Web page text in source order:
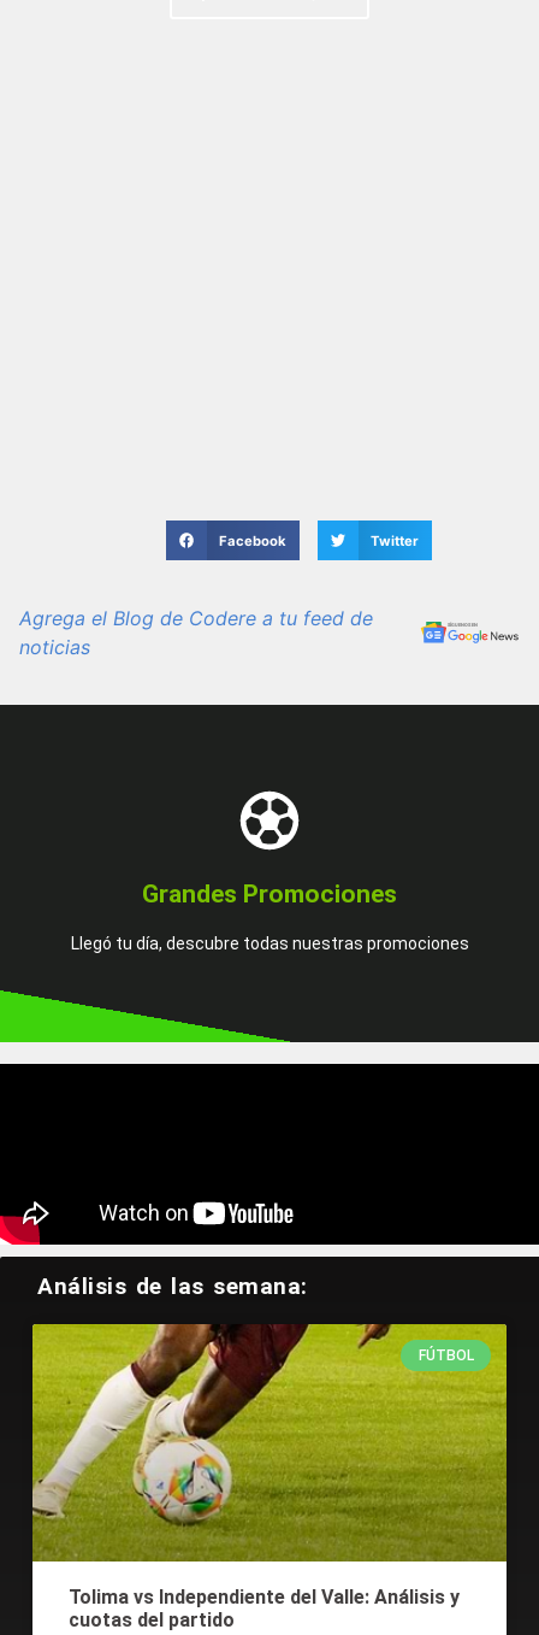
Facebook Twitter
Agrega el Blog de Codere a tu feed de
noticias
Grandes Promociones
Llegó tu día, descubre todas nuestras promociones
¡Juégatela con nosotros!
Encuentra una increíble promoción, tenemos algo especial
Más Información
Tweets by CodereCO
Análisis de las semana:
FÚTBOL
Tolima vs Independiente del Valle: Análisis y
cuotas del partido